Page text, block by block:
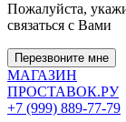
Пожалуйста,
связаться с Вами
Перезвоните мне
МАГАЗИН
ПРОСТАВОК.РУ
+7 (999) 889-77-79